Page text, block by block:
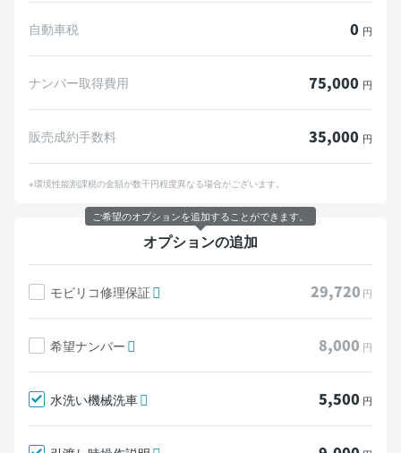
自動車税 0 円
ナンバー取得費用 75,000 円
販売成約手数料 35,000 円
※環境性能割課税の金額が数千円程度異なる場合がございます。
オプションの追加
モビリコ修理保証 29,720 円
希望ナンバー 8,000 円
水洗い機械洗車 5,500 円
ご希望のオプションを追加することができます。